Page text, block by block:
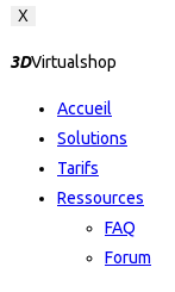
X
3DVirtualshop
Accueil
Solutions
Tarifs
Ressources
FAQ
Forum